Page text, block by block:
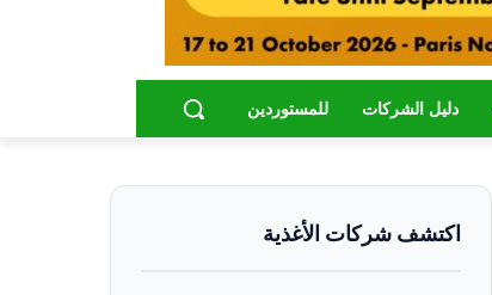
دليل الشركات للمستوردين
اكتشف شركات الأغذية